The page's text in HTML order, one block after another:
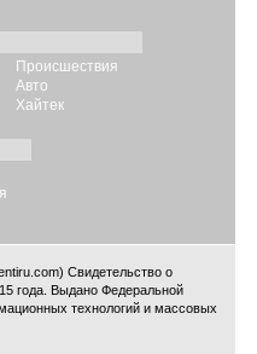
Происшествия
Авто
Хайтек
Свидетельство о
года. Выдано Федеральной
технологий и массовых